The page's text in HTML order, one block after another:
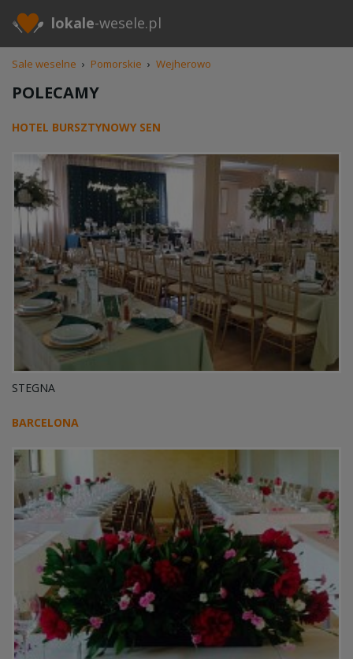
lokale-wesele.pl
Sale weselne › Pomorskie › Wejherowo
POLECAMY
HOTEL BURSZTYNOWY SEN
STEGNA
BARCELONA